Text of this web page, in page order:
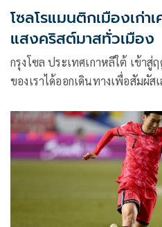
โซลโรแมนติกเมืองเก่า
แสงคริสต์มาสทั่วเมือง
กรุงโซล ประเทศเกาหลีใต้ เข้า
ของเราได้ออกเดินทางเพื่อสัมผั
เซลเซียส